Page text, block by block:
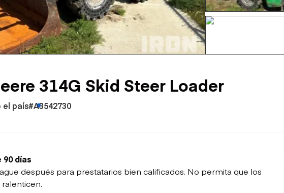
Excavadoras
Motoniveladoras
Minicargadoras
Omitir cargadores
Raspadores
Trailers
Remolques volcados
Remolques de
plataforma
Remolques de troncos
314G Skid Steer Loader
el país#A3542730
90 días
después para prestatarios bien calificados. No permita que los